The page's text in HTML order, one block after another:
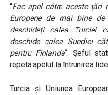
“Fac apel către aceste țări
Europene de mai bine
deschideți calea Turciei
deschide calea Suediei
pentru Finlanda“. Șeful
repeta apelul la întrunirea
Turcia și Uniunea